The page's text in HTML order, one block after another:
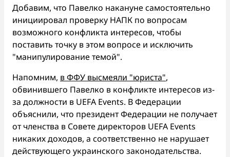
Добавим, что Павелко накануне самостоятельно
инициировал проверку НАПК по вопросам
возможного конфликта интересов, чтобы
поставить точку в этом вопросе и исключить
"манипулирование темой".
Напомним, в ФФУ высмеяли "юриста",
обвинившего Павелко в конфликте интересов из-
за должности в UEFA Events. В Федерации
объяснили, что президент Федерации не получает
от членства в Совете директоров UEFA Events
никаких доходов, а соответственно не нарушает
действующего украинского законодательства.